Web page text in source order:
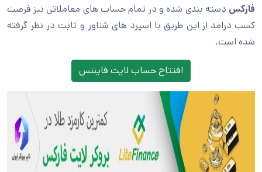
فارکس دسته بندی شده و در تمام حساب های معاملاتی نیز فرصت
کسب درامد از این طریق با اسپرد های شناور و ثابت در نظر گرفته
شده است.
افتتاح حساب لایت فایننس